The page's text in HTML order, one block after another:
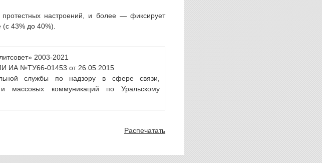
настроений, и более — фиксирует
(с 43% до 40%).
2003-2021
ИА №ТУ66-01453 от 26.05.2015
службы по надзору в сфере связи,
массовых коммуникаций по Уральскому
Распечатать